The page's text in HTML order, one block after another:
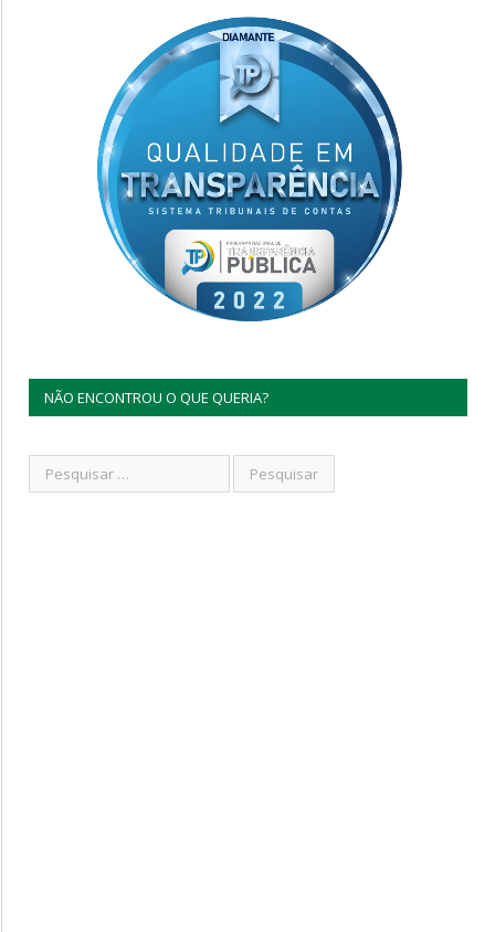
NÃO ENCONTROU O QUE QUERIA?